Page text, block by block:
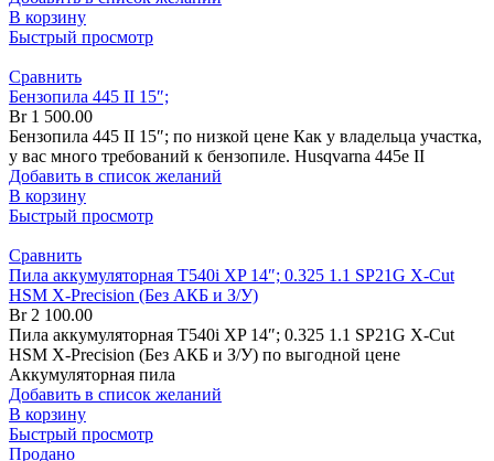
В корзину
Быстрый просмотр
Сравнить
Бензопила 445 II 15″;
Br1 500.00
Бензопила 445 II 15″; по низкой цене Как у владельца участка,
у вас много требований к бензопиле. Husqvarna 445e II
Добавить в список желаний
В корзину
Быстрый просмотр
Сравнить
Пила аккумуляторная T540i XP 14″; 0.325 1.1 SP21G X-Cut
HSM X-Precision (Без АКБ и З/У)
Br2 100.00
Пила аккумуляторная T540i XP 14″; 0.325 1.1 SP21G X-Cut
HSM X-Precision (Без АКБ и З/У) по выгодной цене
Аккумуляторная пила
Добавить в список желаний
В корзину
Быстрый просмотр
Продано